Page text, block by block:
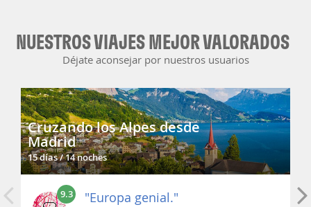
NUESTROS VIAJES MEJOR VALORADOS
Déjate aconsejar por nuestros usuarios
Cruzando los Alpes desde
Madrid
15 días / 14 noches
9.3 "Europa genial."